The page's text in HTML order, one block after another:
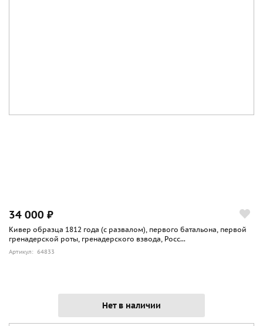
34 000 ₽
Кивер образца 1812 года (с развалом), первого батальона, первой
гренадерской роты, гренадерского взвода, Росс...
Артикул: 64833
Нет в наличии